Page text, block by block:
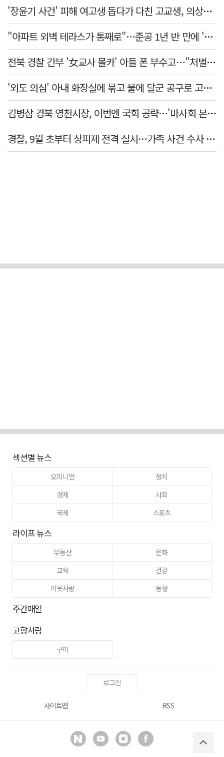
'장윤기 사건' 피해 여고생 돕다가 다친 고교생, 의상자 인정
"아파트 외벽 테라스가 통째로"…준공 1년 반 만에 '아찔 사고'
전북 경찰 간부 '女교사 몰카' 아들 폰 부수고…"처벌 못하는 사안" 내부망에 글
'외도 의심' 아내 화장실에 묶고 불에 달군 공구로 고문…남편 검거
김병삼 경북 영천시장, 이번엔 국회 공략…'마사회 본사 이전·광역교통망 확충' 요청
경찰, 9월 초부터 상피제 전격 실시…가족 사건 수사 못해
섹션별 뉴스
오피니언
정치
경제
사회
국제
스포츠
라이프 뉴스
부동산
문화
교육
건강
이웃사랑
동정
주간매일
고향사랑
구미
로그인
사이트맵 RSS